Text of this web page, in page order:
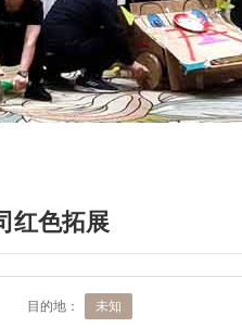
红色拓展
目的地： 未知